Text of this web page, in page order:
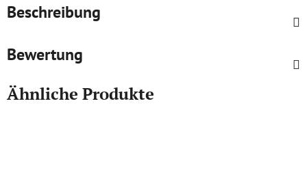
Beschreibung
Bewertung
Ähnliche Produkte